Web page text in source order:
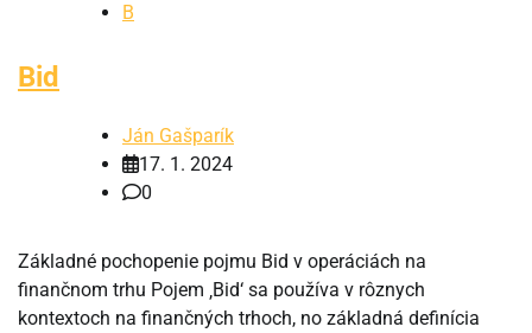
B
Bid
Ján Gašparík
17. 1. 2024
0
Základné pochopenie pojmu Bid v operáciách na
finančnom trhu Pojem ‚Bid‘ sa používa v rôznych
kontextoch na finančných trhoch, no základná definícia